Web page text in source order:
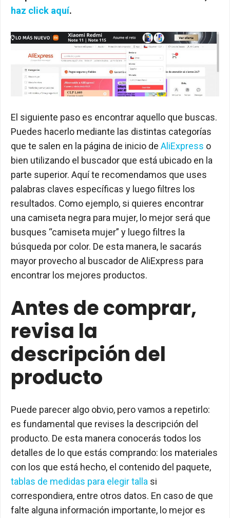
haz click aquí.
El siguiente paso es encontrar aquello que buscas.
Puedes hacerlo mediante las distintas categorías
que te salen en la página de inicio de AliExpress o
bien utilizando el buscador que está ubicado en la
parte superior. Aquí te recomendamos que uses
palabras claves específicas y luego filtres los
resultados. Como ejemplo, si quieres encontrar
una camiseta negra para mujer, lo mejor será que
busques “camiseta mujer” y luego filtres la
búsqueda por color. De esta manera, le sacarás
mayor provecho al buscador de AliExpress para
encontrar los mejores productos.
Antes de comprar,
revisa la
descripción del
producto
Puede parecer algo obvio, pero vamos a repetirlo:
es fundamental que revises la descripción del
producto. De esta manera conocerás todos los
detalles de lo que estás comprando: los materiales
con los que está hecho, el contenido del paquete,
tablas de medidas para elegir talla si
correspondiera, entre otros datos. En caso de que
falte alguna información importante, lo mejor es